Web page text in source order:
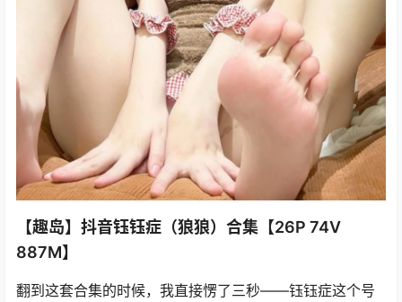
【趣岛】抖音钰钰症（狼狼）合集【26P 74V
887M】
翻到这套合集的时候，我直接愣了三秒——钰钰症这个号